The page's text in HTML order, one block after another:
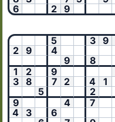
6
2 9
5
3 9
2
9
4
9
8
1
2 9
3
8 7 2 4
1
5
2
9
4
7
4
3
6